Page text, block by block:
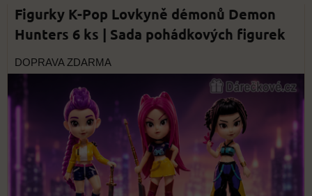
Figurky K-Pop Lovkyně démonů Demon
Hunters 6 ks | Sada pohádkových figurek
DOPRAVA ZDARMA